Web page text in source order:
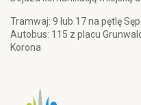
Tramwaj: 9 lub 17 na pętlę
Autobus: 115 z placu
Korona